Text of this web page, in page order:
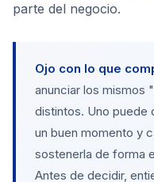
parte del negocio.
Ojo con lo que
anunciar los mismos
distintos. Uno puede
un buen momento y
sostenerla de forma
Antes de decidir,